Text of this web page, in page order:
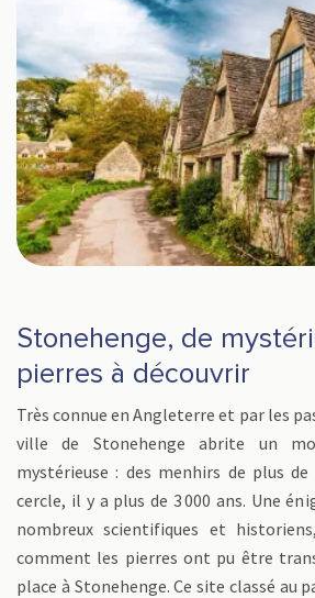
Stonehenge, de
pierres à découvrir
Très connue en Angleterre et par les
ville de Stonehenge abrite un
mystérieuse : des menhirs de plus
cercle, il y a plus de 3 000 ans. Une
nombreux scientifiques et
comment les pierres ont pu être
place à Stonehenge. Ce site classé au